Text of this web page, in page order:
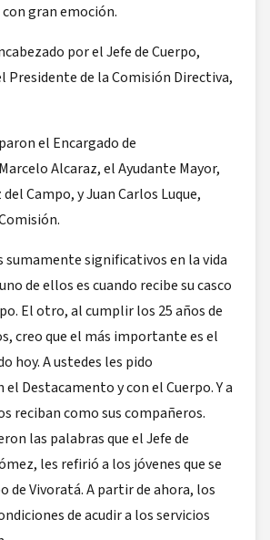
gran emoción.
por el Jefe de Cuerpo,
Presidente de la Comisión Directiva,
el Encargado de
Alcaraz, el Ayudante Mayor,
Campo, y Juan Carlos Luque,
sumamente significativos en la vida
de ellos es cuando recibe su casco
El otro, al cumplir los 25 años de
creo que el más importante es el
hoy. A ustedes les pido
Destacamento y con el Cuerpo. Y a
reciban como sus compañeros.
las palabras que el Jefe de
les refirió a los jóvenes que se
de Vivoratá. A partir de ahora, los
de acudir a los servicios